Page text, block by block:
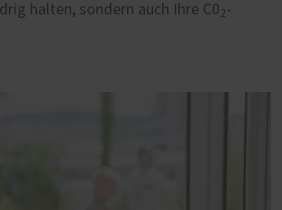
halten, sondern auch Ihre C02-